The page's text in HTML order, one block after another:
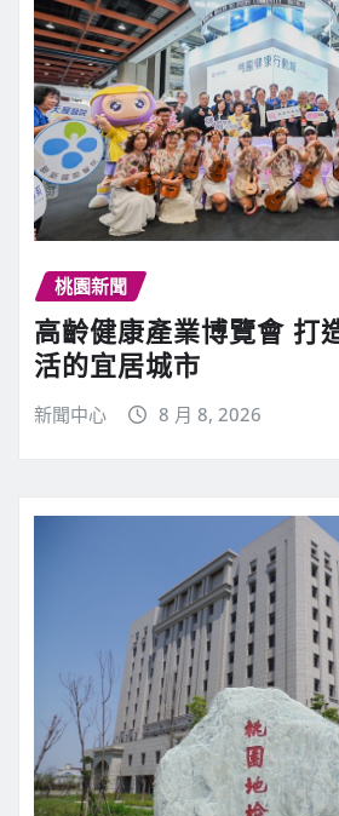
桃園新聞
高齡健康產業博覽會 打
活的宜居城市
新聞中心 8 月 8, 2026